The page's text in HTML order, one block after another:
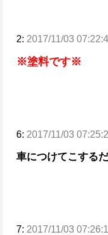
2: 2017/11/03
※塗料です※
6: 2017/11/03
車につけてこする
7: 2017/11/03